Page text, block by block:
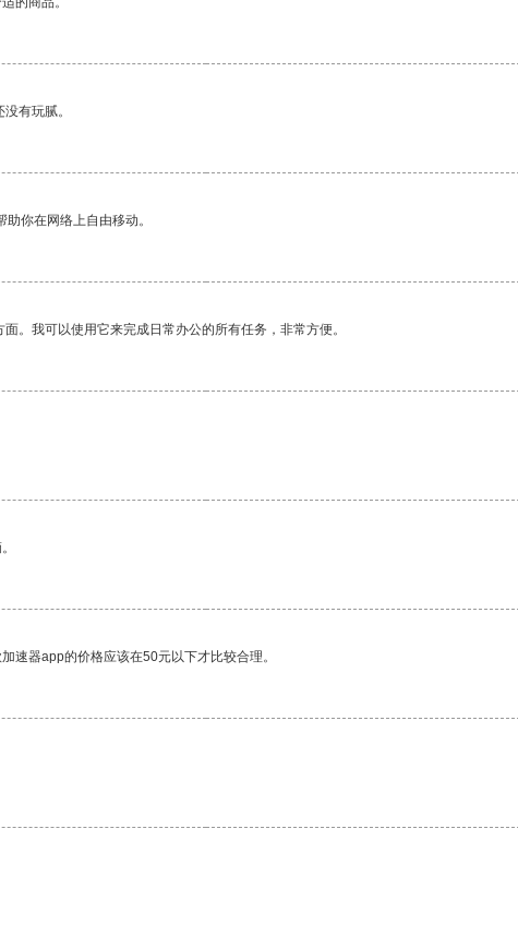
有玩腻。
你在网络上自由移动。
。我可以使用它来完成日常办公的所有任务，非常方便。
速器app的价格应该在50元以下才比较合理。